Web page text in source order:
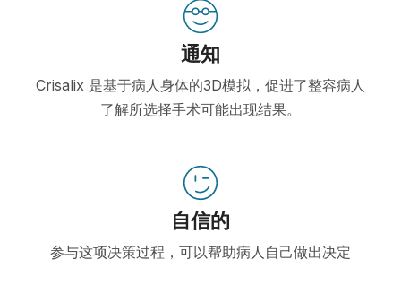
通知
Crisalix 是基于病人身体的3D模拟，促进了整容病人
了解所选择手术可能出现结果。
自信的
参与这项决策过程，可以帮助病人自己做出决定